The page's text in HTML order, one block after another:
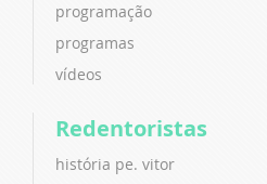
programação
programas
vídeos
Redentoristas
história pe. vitor